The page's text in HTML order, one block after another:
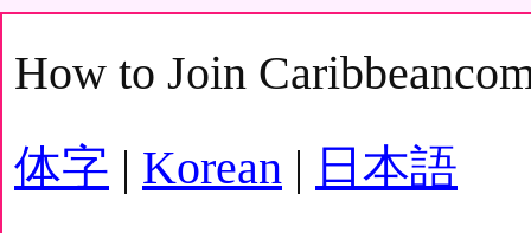
How to Join
体字 | Korean | 日本語